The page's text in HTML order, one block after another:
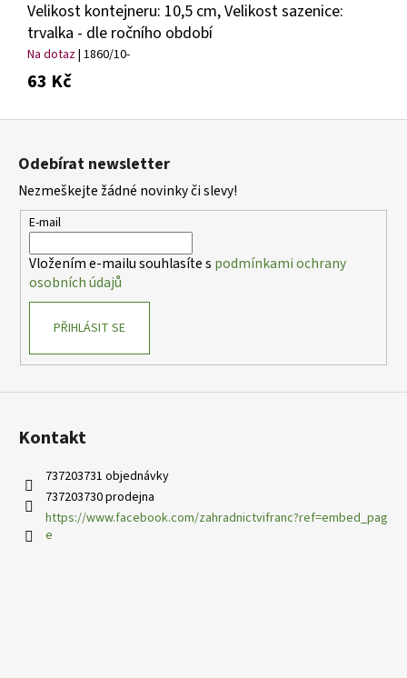
Velikost kontejneru: 10,5 cm, Velikost sazenice:
trvalka - dle ročního období
Na dotaz| 1860/10-
63 Kč
Z
Odebírat newsletter
Nezmeškejte žádné novinky či slevy!
E-mail
Vložením e-mailu souhlasíte s podmínkami ochrany
osobních údajů
PŘIHLÁSIT SE
Kontakt
737203731 objednávky
737203730 prodejna
https://www.facebook.com/zahradnictvifranc?ref=embed_pag
e